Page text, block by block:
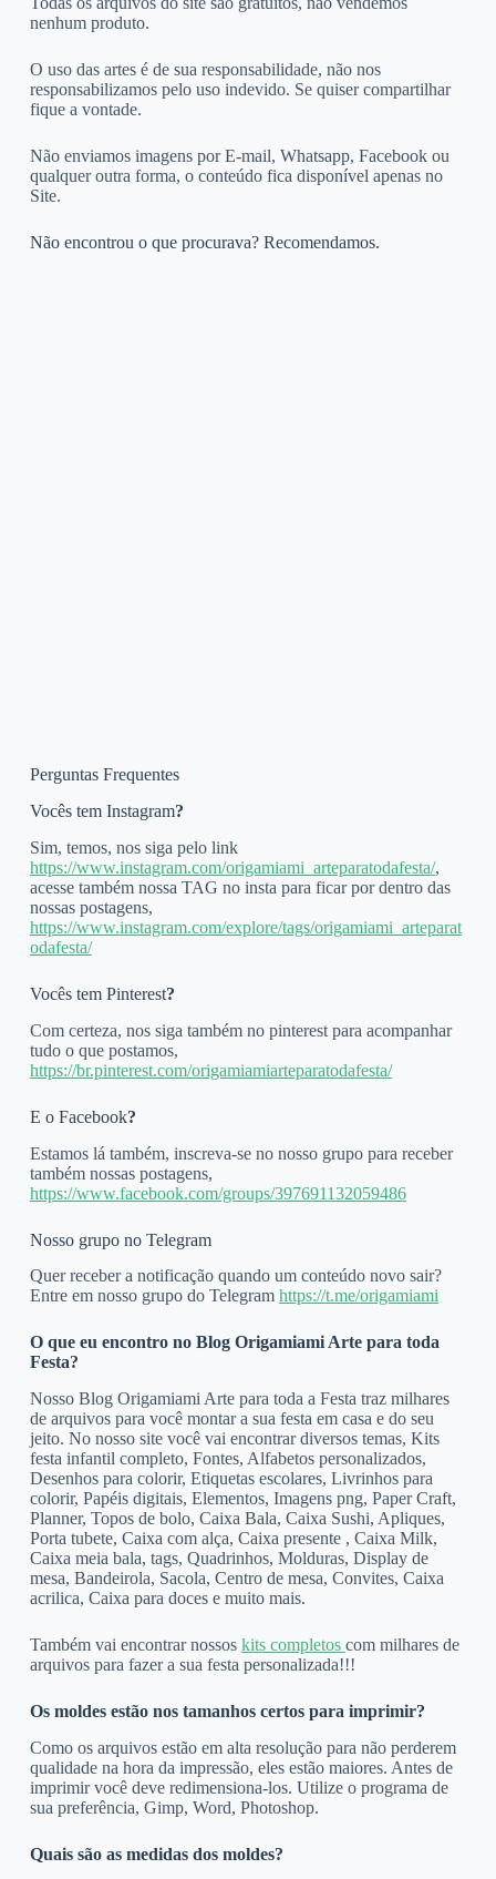
nenhum produto.
O uso das artes é de sua responsabilidade, não nos
responsabilizamos pelo uso indevido. Se quiser compartilhar
fique a vontade.
Não enviamos imagens por E-mail, Whatsapp, Facebook ou
qualquer outra forma, o conteúdo fica disponível apenas no
Site.
Não encontrou o que procurava? Recomendamos.
Perguntas Frequentes
Vocês tem Instagram?
Sim, temos, nos siga pelo link
https://www.instagram.com/origamiami_arteparatodafesta/,
acesse também nossa TAG no insta para ficar por dentro das
nossas postagens,
https://www.instagram.com/explore/tags/origamiami_arteparat
odafesta/
Vocês tem Pinterest?
Com certeza, nos siga também no pinterest para acompanhar
tudo o que postamos,
https://br.pinterest.com/origamiamiarteparatodafesta/
E o Facebook?
Estamos lá também, inscreva-se no nosso grupo para receber
também nossas postagens,
https://www.facebook.com/groups/397691132059486
Nosso grupo no Telegram
Quer receber a notificação quando um conteúdo novo sair?
Entre em nosso grupo do Telegram https://t.me/origamiami
O que eu encontro no Blog Origamiami Arte para toda
Festa?
Nosso Blog Origamiami Arte para toda a Festa traz milhares
de arquivos para você montar a sua festa em casa e do seu
jeito. No nosso site você vai encontrar diversos temas, Kits
festa infantil completo, Fontes, Alfabetos personalizados,
Desenhos para colorir, Etiquetas escolares, Livrinhos para
colorir, Papéis digitais, Elementos, Imagens png, Paper Craft,
Planner, Topos de bolo, Caixa Bala, Caixa Sushi, Apliques,
Porta tubete, Caixa com alça, Caixa presente , Caixa Milk,
Caixa meia bala, tags, Quadrinhos, Molduras, Display de
mesa, Bandeirola, Sacola, Centro de mesa, Convites, Caixa
acrilica, Caixa para doces e muito mais.
Também vai encontrar nossos kits completos com milhares de
arquivos para fazer a sua festa personalizada!!!
Os moldes estão nos tamanhos certos para imprimir?
Como os arquivos estão em alta resolução para não perderem
qualidade na hora da impressão, eles estão maiores. Antes de
imprimir você deve redimensiona-los. Utilize o programa de
sua preferência, Gimp, Word, Photoshop.
Quais são as medidas dos moldes?